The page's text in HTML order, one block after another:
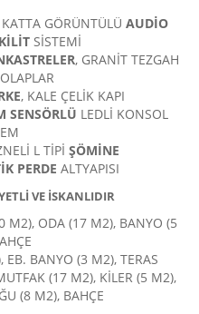
GÖRÜNTÜLÜ AUDİO
SİSTEMİ
, GRANİT TEZGAH
, KALE ÇELİK KAPI
SENSÖRLÜ LEDLİ KONSOL
L TİPİ ŞÖMİNE
PERDE ALTYAPISI
VE İSKANLIDIR
M2), ODA (17 M2), BANYO (5
EB. BANYO (3 M2), TERAS
(17 M2), KİLER (5 M2),
(8 M2), BAHÇE